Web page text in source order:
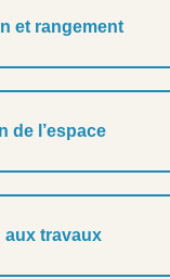
et rangement
de l’espace
aux travaux